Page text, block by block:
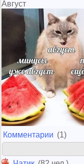
Август
Комментарии (1)